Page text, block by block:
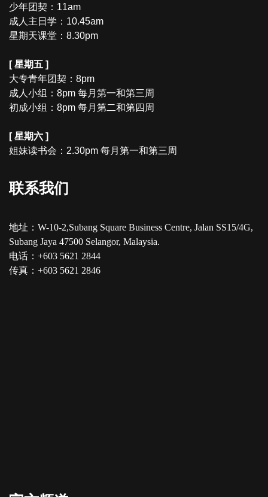
少年团契：11am
成人主日学：10.45am
星期天课堂：8.30pm
[ 星期五 ]
大专青年团契：8pm
成人小组：8pm 每月第一和第三周
初成小组：8pm 每月第二和第四周
[ 星期六 ]
姐妹读书会：2.30pm 每月第一和第三周
联系我们
地址：W-10-2,Subang Square Business Centre, Jalan SS15/4G,
Subang Jaya 47500 Selangor, Malaysia.
电话：+603 5621 2844
传真：+603 5621 2846